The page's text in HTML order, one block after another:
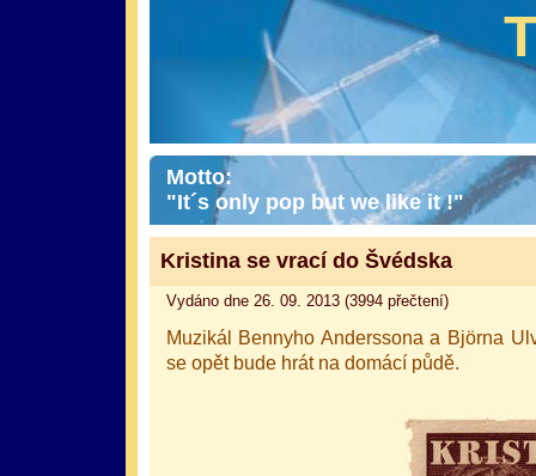
Motto:
"It´s only pop but we like it !"
Kristina se vrací do Švédska
Vydáno dne 26. 09. 2013 (3994 přečtení)
Muzikál Bennyho Anderssona a Björna
se opět bude hrát na domácí půdě.